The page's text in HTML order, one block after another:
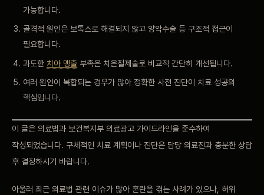
가능합니다.
골격적 원인은 보톡스로 해결되지 않고 양악수술 등 구조적 접근이
필요합니다.
과도한 치아 맹출 부족은 치은절제술로 비교적 간단히 개선됩니다.
여러 원인이 복합되는 경우가 많아 정확한 사전 진단이 치료 성공의
핵심입니다.
이 글은 의료법과 보건복지부 의료광고 가이드라인을 준수하여
작성되었습니다. 구체적인 치료 계획이나 진단은 담당 의료진과 충분한 상담
후 결정하시기 바랍니다.
아울러 최근 의료법 관련 이슈가 많아 혼란을 겪는 사례가 있으나, 허위